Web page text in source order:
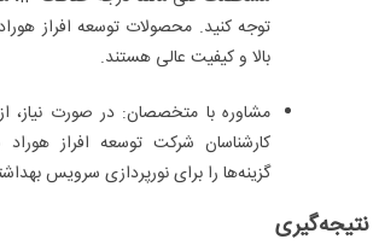
توجه کنید. محصولات توسعه افراز
بالا و کیفیت عالی هستند.
مشاوره با متخصصان: در صورت نیاز،
کارشناسان شرکت توسعه افراز هوراد
گزینه‌ها را برای نورپردازی سرویس
نتیجه‌گیری